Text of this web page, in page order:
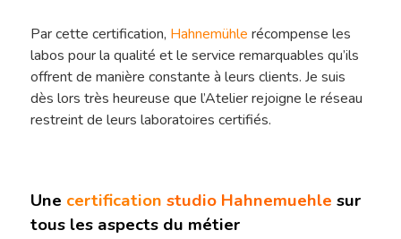
Par cette certification, Hahnemühle récompense les
labos pour la qualité et le service remarquables qu’ils
offrent de manière constante à leurs clients. Je suis
dès lors très heureuse que l’Atelier rejoigne le réseau
restreint de leurs laboratoires certifiés.
Une certification studio Hahnemuehle sur
tous les aspects du métier